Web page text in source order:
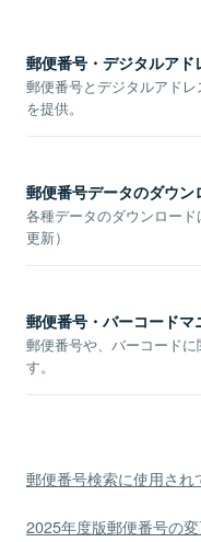
郵便番号・デジタルアド
郵便番号とデジタルアド
を提供。
郵便番号データのダウン
各種データのダウンロー
更新）
郵便番号・バーコードマ
郵便番号や、バーコード
す。
郵便番号検索に使用され
2025年度版郵便番号の